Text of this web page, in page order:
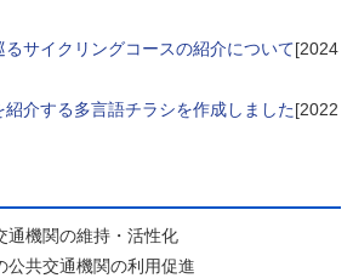
サイクリングコースの紹介について[2024
介する多言語チラシを作成しました[2022
通機関の維持・活性化
公共交通機関の利用促進